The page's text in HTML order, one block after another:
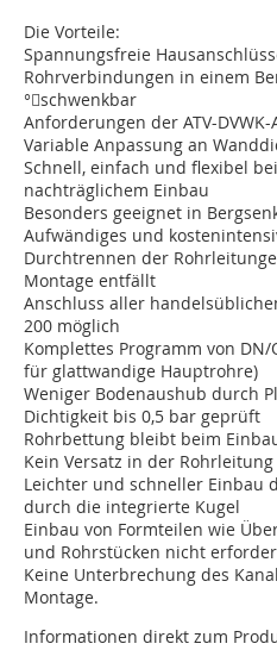
Die Vorteile:
Spannungsfreie
Rohrverbindungen in einem
°schwenkbar
Anforderungen der ATV-
Variable Anpassung an
Schnell, einfach und flexibel
nachträglichem Einbau
Besonders geeignet in
Aufwändiges und
Durchtrennen der
Montage entfällt
Anschluss aller
200 möglich
Komplettes Programm von
für glattwandige Hauptrohre)
Weniger Bodenaushub durch
Dichtigkeit bis 0,5 bar geprüft
Rohrbettung bleibt beim
Kein Versatz in der Rohrleitung
Leichter und schneller Einbau
durch die integrierte Kugel
Einbau von Formteilen wie
und Rohrstücken nicht
Keine Unterbrechung des
Montage.
Informationen direkt zum